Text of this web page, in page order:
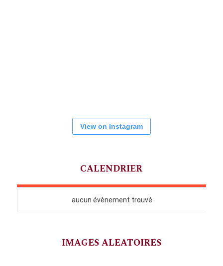
View on Instagram
CALENDRIER
IMAGES ALEATOIRES